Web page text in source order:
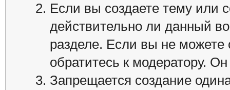
Если вы создаете тему или
действительно ли данный
разделе. Если вы не
обратитесь к модератору.
Запрещается создание